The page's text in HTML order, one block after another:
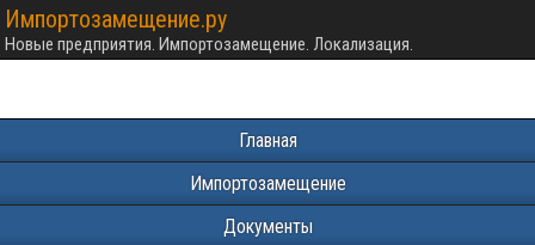
Импортозамещение.ру
Новые предприятия. Импортозамещение. Локализация.
Главная
Импортозамещение
Документы